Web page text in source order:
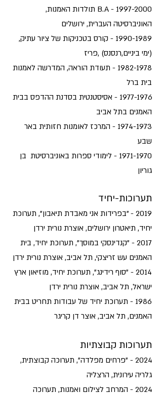
1997-2000 - B.A תולדות האמנות,
האוניברסיטה העברית, ירושלים
1990-1989 - קורס בטכניקות של ציור עתיק,
(ימי ביניים,רנסנס) ,פריז
1982-1978 - תעודת הוראה, המדרשה לאמנות
בית ברל
1977-1976 - אסיסטנטית בסדנת ההדפס בבית
האמנים בתל אביב
1974-1973 - המרכז לאומנות חזותית באר
שבע
1971-1970 - לימודי ספרות באוניברסיטת בן
גוריון
תערוכות-יחיד
2019 - "בפרידות אני מאבדת תיאבון", תערוכת
יחיד, תיאטרון ירושלים, אוצרת נורית ירדן
2017 - "קנדינסקי במוסך", תערוכת יחיד, בית
האמנים עש זריצקי, תל אביב, אוצרת נורית ירדן
2014 - "סוף רידינג", תערוכת יחיד, מוזיאון ארץ
ישראל, תל אביב, אוצרת נורית ירדן
1986 - תערוכת יחיד של עבודות תחריט בבית
האמנים, תל אביב, אוצר דן קריגר
תערוכות קבוצתיות
2024 - "פרחים מפלדה", תערוכה קבוצתית,
גלריה עירונית, הרצליה
2024 - המרחב לצילום ואמנות, תערוכה